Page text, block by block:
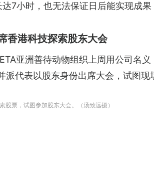
7小时，也无法保证日后能实现成果
香港科技探索股东大会
亚洲善待动物组织上周用公司名
代表以股东身份出席大会，试图现
票，试图参加股东大会。（汤致远摄）